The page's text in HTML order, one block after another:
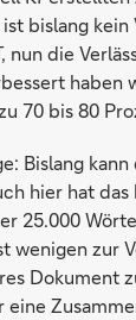
bislang kein
nun die
70 bis 80
Bislang
hier hat
25.000
wenigen zur
Dokument